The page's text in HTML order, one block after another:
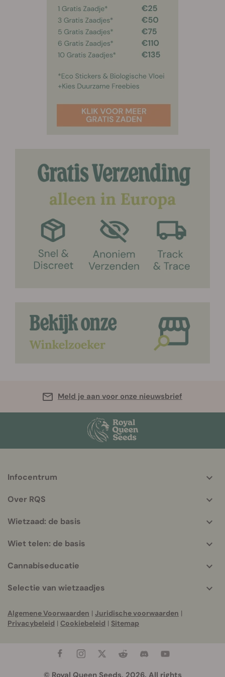
Meld je aan voor onze nieuwsbrief
info
Infocentrum
Over RQS
Wietzaad: de basis
Wiet telen: de basis
Cannabiseducatie
Selectie van wietzaadjes
Algemene Voorwaarden | Juridische voorwaarden |
Privacybeleid | Cookiebeleid | Sitemap